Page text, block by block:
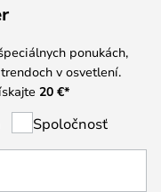
ponukách,
v osvetlení.
20 €*
Spoločnosť